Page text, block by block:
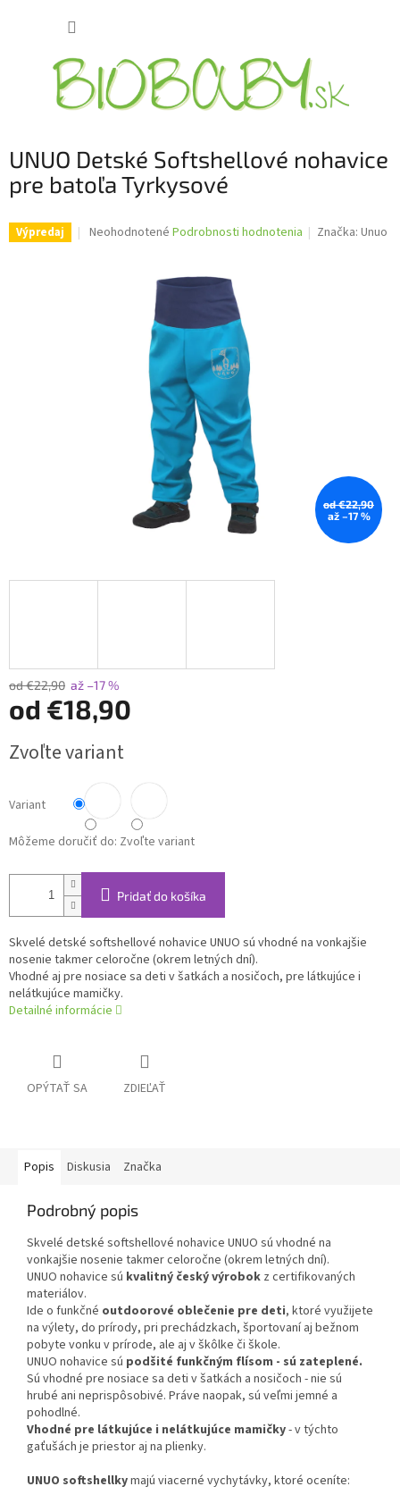
UNUO Detské Softshellové nohavice
pre batoľa Tyrkysové
Výpredaj
Priemerné
hviezdičiek.
Neohodnotené Podrobnosti hodnotenia Značka:Unuo
od €22,90
až –17 %
od €22,90 až –17 %
od €18,90
cena:
Zvoľte variant
Variant
Môžeme doručiť do: Zvoľte variant
Pridať do košíka
Skvelé detské softshellové nohavice UNUO sú vhodné na vonkajšie
nosenie takmer celoročne (okrem letných dní).
Vhodné aj pre nosiace sa deti v šatkách a nosičoch, pre látkujúce i
nelátkujúce mamičky.
Detailné informácie
OPÝTAŤ SA ZDIEĽAŤ
Popis Diskusia Značka
Podrobný popis
Skvelé detské softshellové nohavice UNUO sú vhodné na
vonkajšie nosenie takmer celoročne (okrem letných dní).
UNUO nohavice sú kvalitný českývýrobok z certifikovaných
materiálov.
Ide o funkčné outdoorové oblečenie pre deti, ktoré využijete
na výlety, do prírody, pri prechádzkach, športovaní aj bežnom
pobyte vonku v prírode, ale aj v škôlke či škole.
UNUO nohavice sú podšité funkčným flísom - sú zateplené.
Sú vhodné pre nosiace sa deti v šatkách a nosičoch - nie sú
hrubé ani neprispôsobivé. Práve naopak, sú veľmi jemné a
pohodlné.
Vhodné pre látkujúce i nelátkujúce mamičky- v týchto
gaťušách je priestor aj na plienky.
UNUO softshellkymajú viacerné vychytávky, ktoré oceníte: